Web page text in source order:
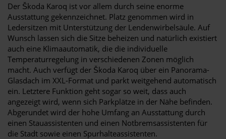
Der Škoda Karoq ist vor allem durch seine enorme
Ausstattung gekennzeichnet. Platz genommen wird in
Ledersitzen mit Unterstützung der Lendenwirbelsäule. Auf
Wunsch lassen sich die Sitze beheizen und natürlich existiert
auch eine Klimaautomatik, die die individuelle
Temperaturregelung in verschiedenen Zonen möglich
macht. Auch verfügt der Škoda Karoq über ein Panorama-
Glasdach im XXL-Format und parkt weitgehend automatisch
ein. Letztere Funktion geht sogar so weit, dass auch
angezeigt wird, wenn sich Parkplätze in der Nähe befinden.
Abgerundet wird der hohe Umfang an Ausstattung durch
einen Stauassistenten und einen Notbremsassistenten für
die Stadt sowie einen Spurhalteassistenten.